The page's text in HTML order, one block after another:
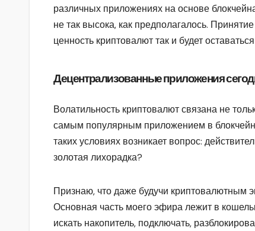
различных приложениях на основе
не так высока, как предполагалось.
ценность криптовалют так и будет
Децентрализованные приложения
Волатильность криптовалют связана не
самым популярным приложением в
таких условиях возникает вопрос:
золотая лихорадка?
Признаю, что даже будучи криптовалютным
Основная часть моего эфира лежит в
искать накопитель, подключать,